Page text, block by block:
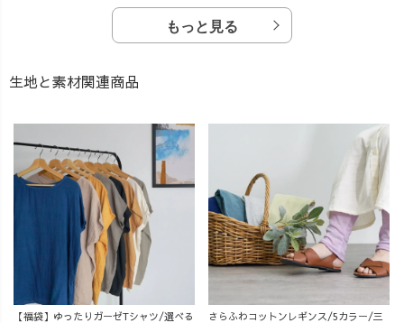
もっと見る
生地と素材関連商品
【福袋】ゆったりガーゼTシャツ/選べる
さらふわコットンレギンス/5カラー/三